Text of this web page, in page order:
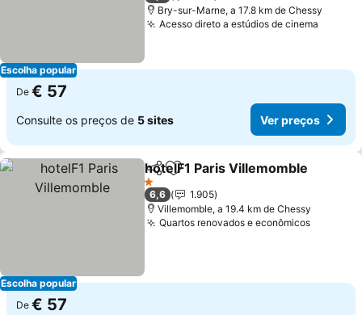
Escolha popular
Bry-sur-Marne, a 17.8 km de Chessy
Acesso direto a estúdios de cinema
De € 57
Consulte os preços de 5 sites Ver preços
Escolha popular
PartilharAdicionar aos favoritos
hotelF1 Paris Villemomble
1 Estrelas
6,6
1.905
Villemomble, a 19.4 km de Chessy
Quartos renovados e econômicosVer
De € 57